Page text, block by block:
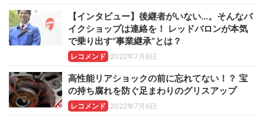
【インタビュー】後継者がいない…。そんなバ
イクショップは連絡を！ レッドバロンが本気
で乗り出す“事業継承”とは？
レコメンド 2022年7月6日
高性能リアショックの前に忘れてない！？ 宝
の持ち腐れを防ぐ足まわりのグリスアップ
レコメンド 2022年7月6日